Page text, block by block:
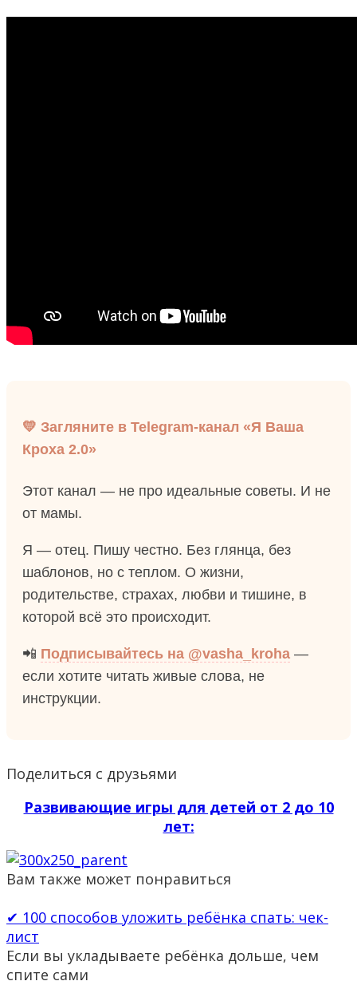
💛 Загляните в Telegram-канал «Я Ваша
Кроха 2.0»
Этот канал — не про идеальные советы. И не
от мамы.
Я — отец. Пишу честно. Без глянца, без
шаблонов, но с теплом. О жизни,
родительстве, страхах, любви и тишине, в
которой всё это происходит.
📲 Подписывайтесь на @vasha_kroha —
если хотите читать живые слова, не
инструкции.
Поделиться с друзьями
Развивающие игры для детей от 2 до 10
лет:
Вам также может понравиться
✔ 100 способов уложить ребёнка спать: чек-
лист
Если вы укладываете ребёнка дольше, чем
спите сами